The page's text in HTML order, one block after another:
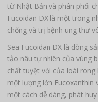
từ Nhật Bản và phân phối
Fucoidan DX là một trong
chống và trị bệnh ung thư
Sea Fucoidan DX là dòng
tảo nâu tự nhiên của vùng
chất tuyệt vời của loài rong
một lượng lớn Fucoxanthin
một cách dễ dàng, phát